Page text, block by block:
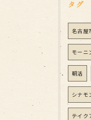
タグ
名古屋
モーニ
朝活
シナモ
テイク